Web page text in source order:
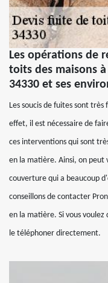
Les opérations de
toits des maisons
34330 et ses
Les soucis de fuites sont
effet, il est nécessaire de
ces interventions qui sont
en la matière. Ainsi, on peut
couverture qui a beaucoup
conseillons de contacter
en la matière. Si vous
le téléphoner directement.